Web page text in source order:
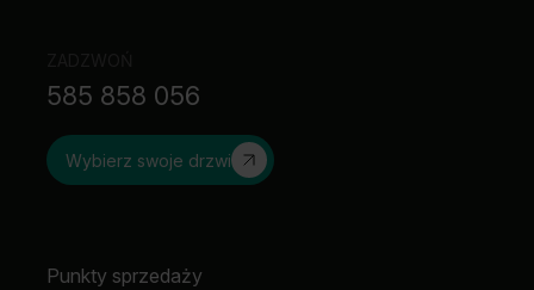
585 858 056
Wybierz swoje drzwi
Punkty sprzedaży